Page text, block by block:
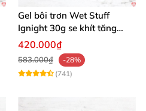
Gel bôi trơn Wet Stuff
Ignight 30g se khít tăng
khoái cảm nữ hiệu quả
420.000₫
583.000₫
-28%
(741)